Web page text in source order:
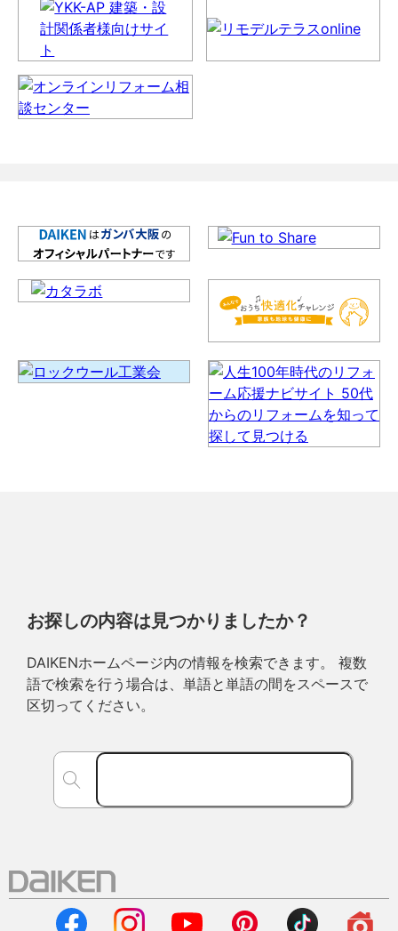
お探しの内容は見つかりましたか？
DAIKENホームページ内の情報を検索できます。 複数
語で検索を行う場合は、単語と単語の間をスペースで
区切ってください。